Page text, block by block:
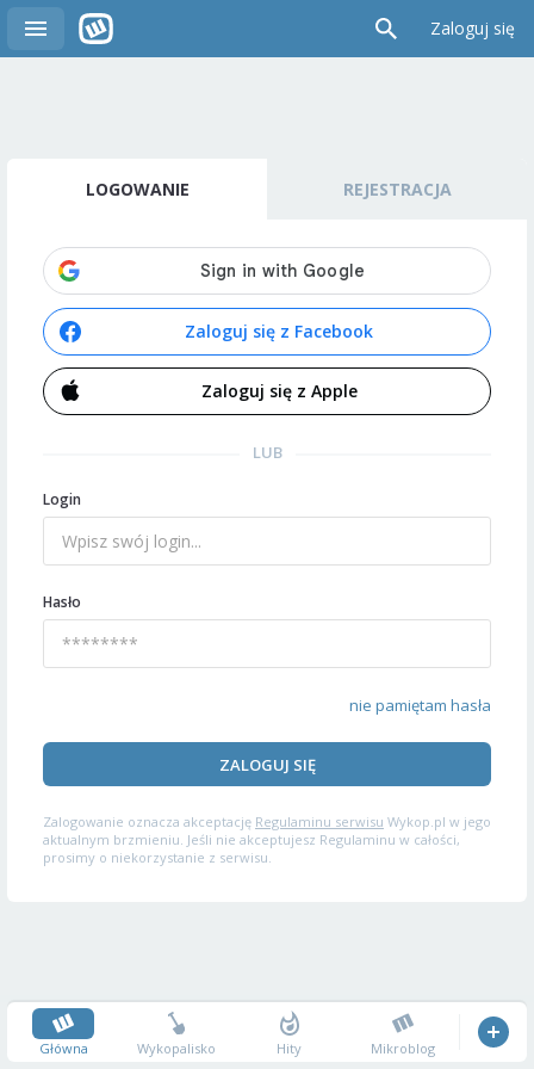
Zaloguj się
LOGOWANIE REJESTRACJA
Zaloguj się z Facebook
Zaloguj się z Apple
LUB
Login
Hasło
nie pamiętam hasła
ZALOGUJ SIĘ
Zalogowanie oznacza akceptację Regulaminu serwisu Wykop.pl w jego
aktualnym brzmieniu. Jeśli nie akceptujesz Regulaminu w całości,
prosimy o niekorzystanie z serwisu.
Główna Wykopalisko Hity Mikroblog